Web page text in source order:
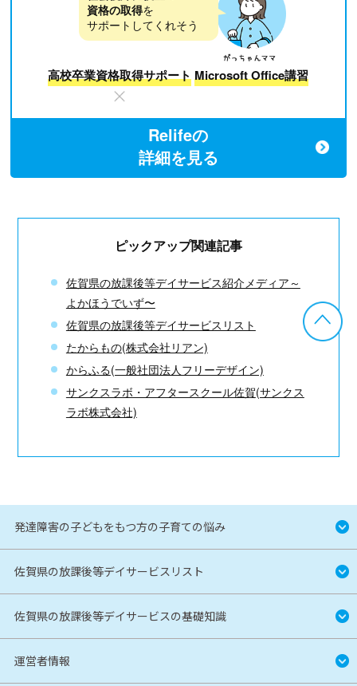
資格の取得を
サポートしてくれそう
高校卒業資格取得サポート Microsoft Office講習
Relifeの
詳細を見る
ピックアップ関連記事
佐賀県の放課後等デイサービス紹介メディア～
よかほうでいず〜
佐賀県の放課後等デイサービスリスト
たからもの(株式会社リアン)
からふる(一般社団法人フリーデザイン)
サンクスラボ・アフタースクール佐賀(サンクス
ラボ株式会社)
発達障害の子どもをもつ方の子育ての悩み
佐賀県の放課後等デイサービスリスト
佐賀県の放課後等デイサービスの基礎知識
運営者情報